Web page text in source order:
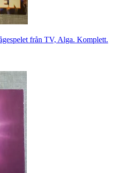
från TV, Alga. Komplett.